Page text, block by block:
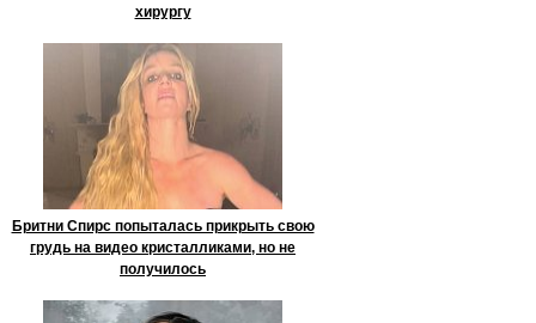
хирургу
Бритни Спирс попыталась прикрыть свою
грудь на видео кристалликами, но не
получилось